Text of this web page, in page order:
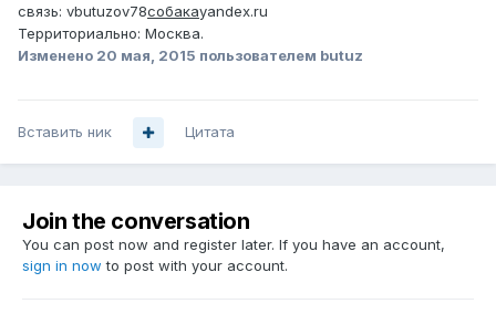
связь: vbutuzov78собакаyandex.ru
Территориально: Москва.
Изменено 20 мая, 2015 пользователем butuz
Вставить ник Цитата
Join the conversation
You can post now and register later. If you have an account,
sign in now to post with your account.